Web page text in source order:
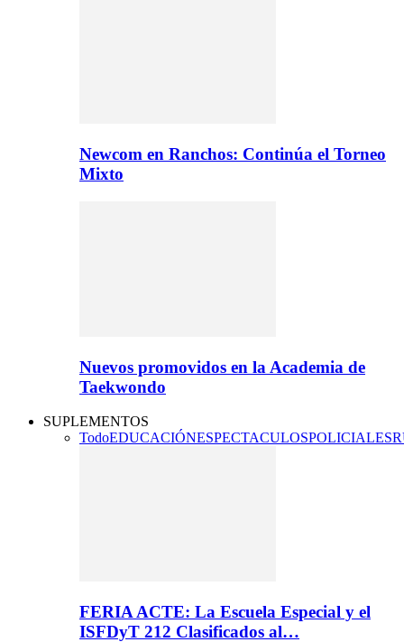
Newcom en Ranchos: Continúa el Torneo
Mixto
Nuevos promovidos en la Academia de
Taekwondo
SUPLEMENTOS
TodoEDUCACIÓNESPECTACULOSPOLICIALES
FERIA ACTE: La Escuela Especial y el
ISFDyT 212 Clasificados al…